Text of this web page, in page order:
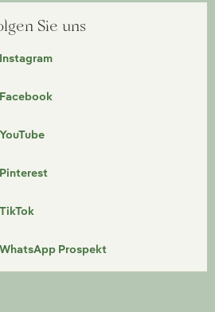
Sie uns
Instagram
Facebook
YouTube
Pinterest
TikTok
WhatsApp Prospekt